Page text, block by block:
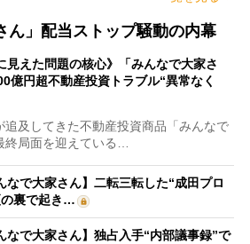
ん」配当ストップ騒動の内幕
見えた問題の核心》「みんなで大家さ
億円超不動産投資トラブル“異常なく
及してきた不動産投資商品「みんなで
終局面を迎えている…
なで大家さん】二転三転した“成田プロ
の裏で起き…
なで大家さん】独占入手“内部議事録”で